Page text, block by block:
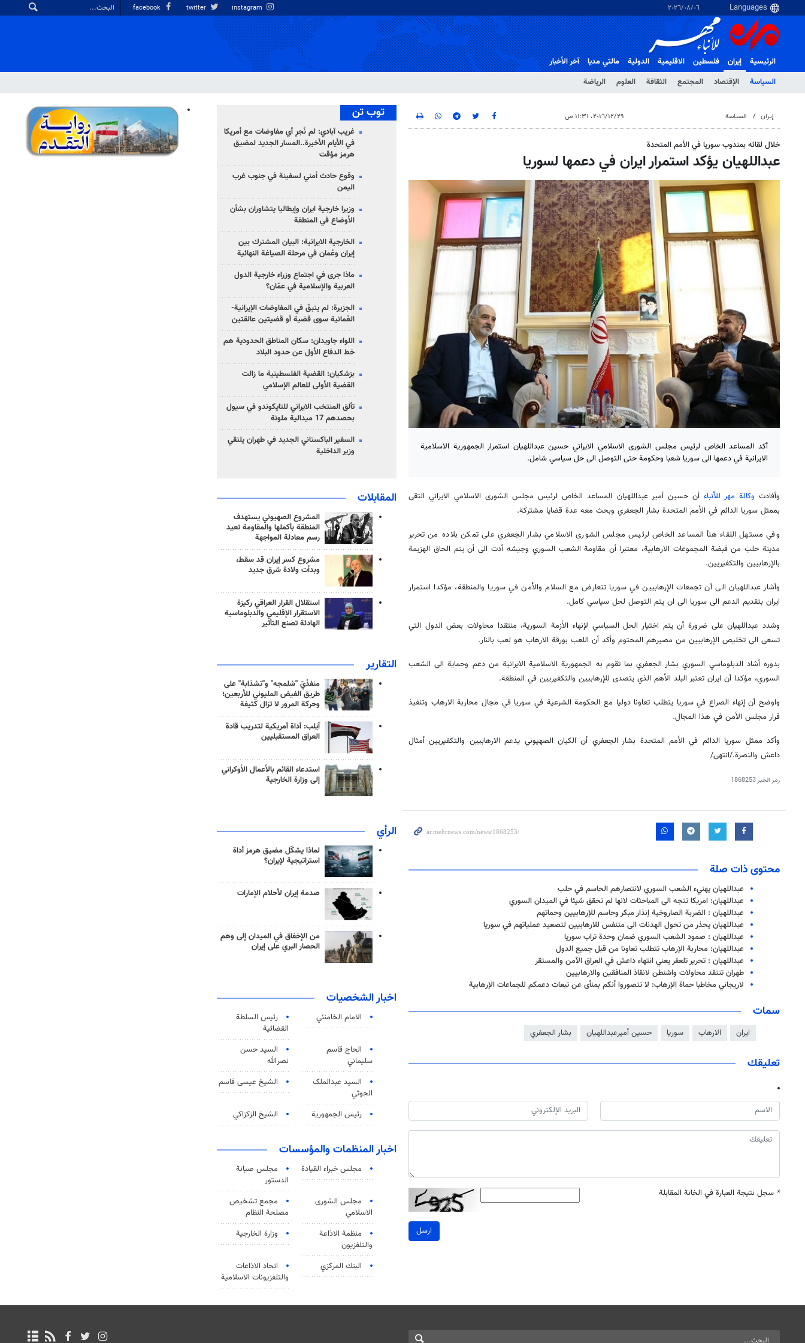
٠٦‏/٠٨‏/٢٠٢٦
الرئيسية
إيران
السياسة
الإقتصاد المجتمع الثقافة العلوم الرياضة
فلسطین الاقلیمیة الدولية مالتي مدیا آخر الأخبار
إيران السياسة ٢٩‏/١٢‏/٢٠١٦، ١١:٣١ ص
خلال لقائه بمندوب سوريا في الأمم المتحدة
عبداللهيان يؤكد استمرار ايران في دعمها لسوريا
أكد المساعد الخاص لرئيس مجلس الشورى الاسلامي الايراني حسين عبداللهيان استمرار الجمهورية الاسلامية
الايرانية في دعمها الى سوريا شعبا وحكومة حتى التوصل الى حل سياسي شامل.
وأفادت وكالة مهر للأنباء أن حسين أمير عبداللهيان المساعد الخاص لرئيس مجلس الشورى الاسلامي الايراني التقى
بممثل سوريا الدائم في الأمم المتحدة بشار الجعفري وبحث معه عدة قضايا مشتركة.
وفي مستهل اللقاء هنأ المساعد الخاص لرئيس مجلس الشورى الاسلامي بشار الجعفري على تمكن بلاده من تحرير
مدينة حلب من قبضة المجموعات الارهابية، معتبرا أن مقاومة الشعب السوري وجيشه أدت الى أن يتم الحاق الهزيمة
بالإرهابيين والتكفيريين.
وأشار عبداللهيان الى أن تجمعات الإرهابيين في سوريا تتعارض مع السلام والأمن في سوريا والمنطقة، مؤكدا استمرار
ايران بتقديم الدعم الى سوريا الى ان يتم التوصل لحل سياسي كامل.
وشدد عبداللهيان على ضرورة أن يتم اختيار الحل السياسي لإنهاء الأزمة السورية، منتقدا محاولات بعض الدول التي
تسعى الى تخليص الإرهابيين من مصيرهم المحتوم وأكد أن اللعب بورقة الارهاب هو لعب بالنار.
بدوره أشاد الدبلوماسي السوري بشار الجعفري بما تقوم به الجمهورية الاسلامية الايرانية من دعم وحماية الى الشعب
السوري، مؤكدا أن ايران تعتبر البلد الأهم الذي يتصدى للإرهابيين والتكفيريين في المنطقة.
واوضح أن إنهاء الصراع في سوريا يتطلب تعاونا دوليا مع الحكومة الشرعية في سوريا في مجال محاربة الارهاب وتنفيذ
قرار مجلس الأمن في هذا المجال.
وأكد ممثل سوريا الدائم في الأمم المتحدة بشار الجعفري أن الكيان الصهيوني يدعم الارهابيين والتكفيريين أمثال
داعش والنصرة./انتهى/
رمز الخبر1868253
محتوى ذات صلة
عبداللهيان يهنيء الشعب السوري لانتصارهم الحاسم في حلب
عبداللهيان: امريكا تتجه الى المباحثات لانها لم تحقق شيئا في الميدان السوري
عبداللهيان : الضربة الصاروخية إنذار مبكر وحاسم للإرهابيين وحماتهم
عبداللهيان يحذر من تحول الهدنات الى متنفس للارهابيين لتصعيد عملياتهم في سوريا
عبداللهيان : صمود الشعب السوري ضمان وحدة تراب سوريا
عبداللهيان: محاربة الإرهاب تتطلب تعاونا من قبل جميع الدول
عبداللهيان : تحرير تلعفر يعني انتهاء داعش في العراق الآمن والمستقر
طهران تنتقد محاولات واشنطن لانقاذ المنافقين والارهابيين
لاريجاني مخاطبا حماة الإرهاب: لا تتصوروا أنكم بمنأى عن تبعات دعمكم للجماعات الإرهابية
سمات
ايران الارهاب سوريا حسين أميرعبداللهيان بشار الجعفري
تعليقك
* سجل نتيجة العبارة في الخانة المقابلة
ارسل
توب تن
غريب آبادي: لم نُجرِ أي مفاوضات مع أمريكا
في الأيام الأخيرة..المسار الجديد لمضيق
هرمز مؤقت
وقوع حادث أمني لسفينة في جنوب غرب
اليمن
وزيرا خارجية ايران وإيطاليا يتشاوران بشأن
الأوضاع في المنطقة
الخارجية الايرانية: البيان المشترك بين
إيران وعُمان في مرحلة الصياغة النهائية
ماذا جرى في اجتماع وزراء خارجية الدول
العربية والإسلامية في عمّان؟
الجزيرة: لم يتبقّ في المفاوضات الإيرانية-
العُمانية سوى قضية أو قضيتين عالقتين
اللواء جاويدان: سكان المناطق الحدودية هم
خط الدفاع الأول عن حدود البلاد
بزشكيان: القضية الفلسطينية ما زالت
القضية الأولى للعالم الإسلامي
تألق المنتخب الايراني للتايكوندو في سيول
بحصدهم 17 ميدالية ملونة
السفير الباكستاني الجديد في طهران يلتقي
وزير الداخلية
المقابلات
المشروع الصهيوني يستهدف
المنطقة بأكملها والمقاومة تعيد
رسم معادلة المواجهة
مشروع كسر إيران قد سقط،
وبدأت ولادة شرق جديد
استقلال القرار العراقي ركيزة
الاستقرار الإقليمي والدبلوماسية
الهادئة تصنع التأثير
التقارير
منفذَيّ "شلمجه" و"تشذابة" على
طريق الفيض المليوني للأربعين؛
وحركة المرور لا تزال كثيفة
آيلب: أداة أمريكية لتدريب قادة
العراق المستقبليين
استدعاء القائم بالأعمال الأوكراني
إلى وزارة الخارجية
الرأي
لماذا يشكّل مضيق هرمز أداة
استراتيجية لإيران؟
صدمة إيران لأحلام الإمارات
من الإخفاق في الميدان إلى وهم
الحصار البري على إيران
اخبار الشخصيات
الامام الخامنئي
رئیس السلطة
القضائیة
الحاج قاسم
سليماني
السيد حسن
نصرالله
السید عبدالملک
الحوثي
الشيخ عيسى قاسم
رئيس الجمهورية الشيخ الزكزاكي
اخبار المنظمات والمؤسسات
مجلس خبراء القيادة
مجلس صيانة
الدستور
مجلس الشورى
الاسلامي
مجمع تشخيص
مصلحة النظام
منظمة الاذاعة
والتلفزیون
وزارة الخارجية
البنك المركزي
اتحاد الاذاعات
والتلفزيونات الاسلامية